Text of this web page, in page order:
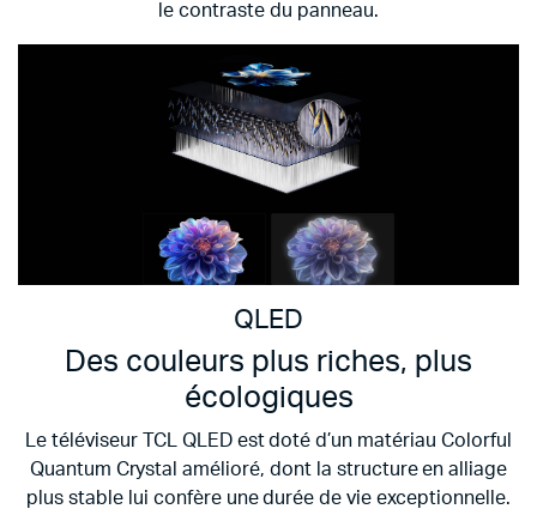
lecontraste du panneau.
QLED
Des couleurs plus riches, plus
écologiques
Le téléviseur TCL QLED est doté d’un matériau Colorful
Quantum Crystal amélioré, dont la structure en alliage
plus stable lui confère une durée de vie exceptionnelle.